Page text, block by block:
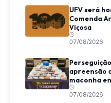
UFV será
Comenda
Viçosa
07/08/2026
apreensão
maconha
07/08/2026